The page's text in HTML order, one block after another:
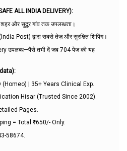
ALL INDIA DELIVERY):
शहर और सुदूर गांव तक उपलब्धता।
Post) द्वारा सबसे तेज़ और सुरक्षित शिपिंग।
उपलब्ध—पैसे तभी दें जब 704 पेज की यह
(Homeo) | 35+ Years Clinical Exp.
Hisar (Trusted Since 2002).
Pages.
= Total ₹650/- Only.
58674.